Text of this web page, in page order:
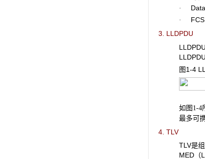
· Data
· FCS
3. LLDPDU
图1-4
如 图1-4
最多可
4. TLV
TLV是
MED（